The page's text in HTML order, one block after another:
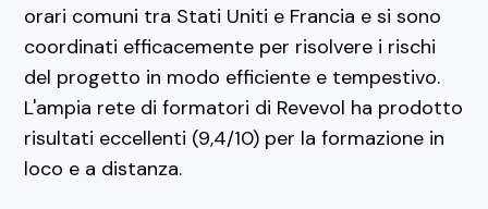
orari comuni tra Stati Uniti e Francia e si sono
coordinati efficacemente per risolvere i rischi
del progetto in modo efficiente e tempestivo.
L'ampia rete di formatori di Revevol ha prodotto
risultati eccellenti (9,4/10) per la formazione in
loco e a distanza.